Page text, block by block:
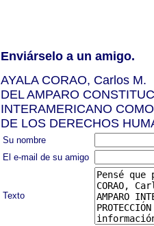
Enviárselo a un amigo.
AYALA CORAO, Carlos M.
DEL AMPARO
INTERAMERICANO
DE LOS DERECHOS
Su nombre
El e-mail de su amigo
Texto